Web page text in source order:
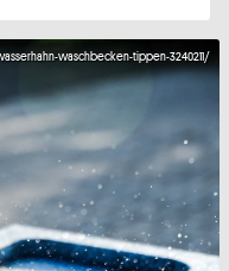
waschbecken-tippen-3240211/